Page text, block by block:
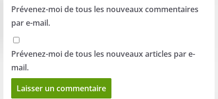
Prévenez-moi de tous les nouveaux commentaires
par e-mail.
Prévenez-moi de tous les nouveaux articles par e-
mail.